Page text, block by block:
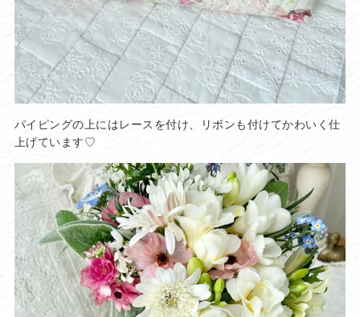
パイピングの上にはレースを付け、リボンも付けてかわいく仕
上げています♡